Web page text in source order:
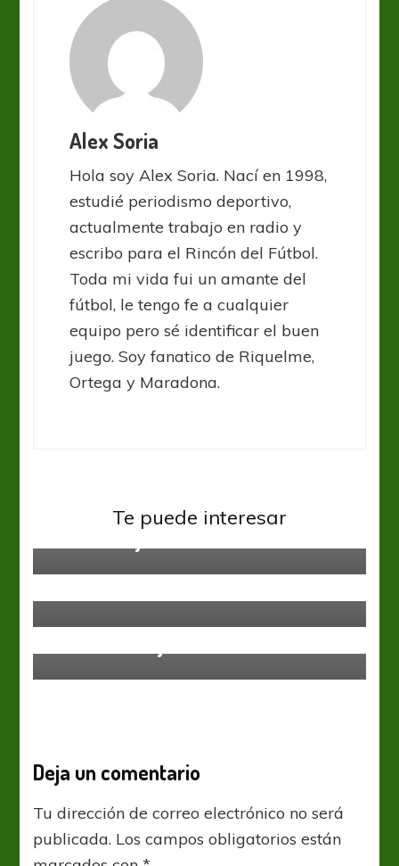
Alex Soria
Hola soy Alex Soria. Nací en 1998,
estudié periodismo deportivo,
actualmente trabajo en radio y
escribo para el Rincón del Fútbol.
Toda mi vida fui un amante del
fútbol, le tengo fe a cualquier
equipo pero sé identificar el buen
juego. Soy fanatico de Riquelme,
Ortega y Maradona.
Te puede interesar
Sin categoría
Deja un comentario
Tu dirección de correo electrónico no será
publicada. Los campos obligatorios están